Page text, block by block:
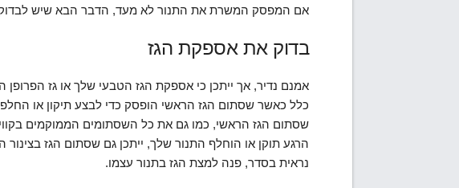
אם המפסק המשרת את התנור לא מעד, הדבר הבא שיש
בדוק את אספקת הגז
אמנם נדיר, אך ייתכן כי אספקת הגז הטבעי שלך או גז
כלל כאשר שסתום הגז הראשי הופסק כדי לבצע תיקון או
הרגע תוקן או הוחלף התנור שלך, ייתכן גם שסתום הגז
נראית בסדר, פנה למצת הגז בתנור עצמו.